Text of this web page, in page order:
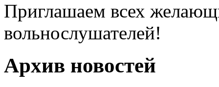
Приглашаем всех
вольнослушателей!
Архив новостей